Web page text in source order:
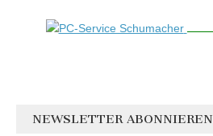
NEWSLETTER ABONNIEREN